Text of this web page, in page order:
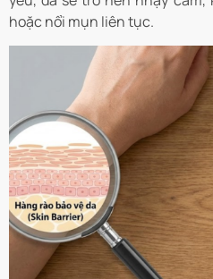
hoặc nổi mụn liên tục.